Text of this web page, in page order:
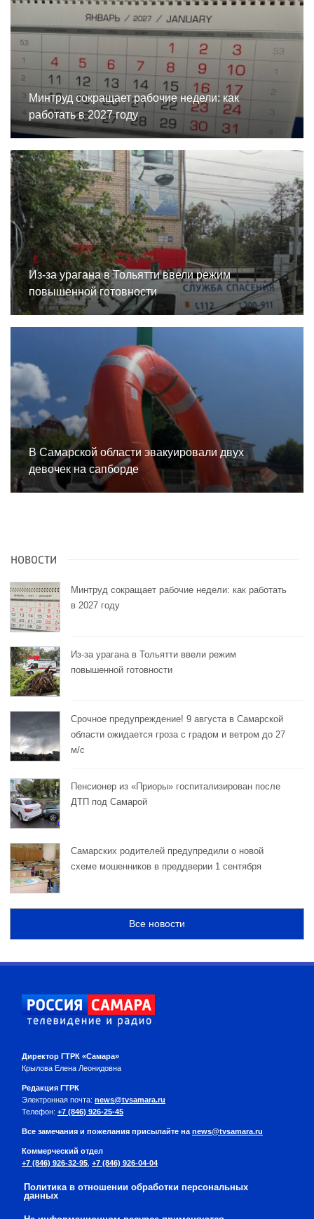
Минтруд сокращает рабочие недели: как
работать в 2027 году
Из-за урагана в Тольятти ввели режим
повышенной готовности
В Самарской области эвакуировали двух
девочек на сапборде
НОВОСТИ
Минтруд сокращает рабочие недели: как работать
в 2027 году
Из-за урагана в Тольятти ввели режим
повышенной готовности
Срочное предупреждение! 9 августа в Самарской
области ожидается гроза с градом и ветром до 27
м/с
Пенсионер из «Приоры» госпитализирован после
ДТП под Самарой
Самарских родителей предупредили о новой
схеме мошенников в преддверии 1 сентября
Все новости
Директор ГТРК «Самара»
Крылова Елена Леонидовна
Редакция ГТРК
Электронная почта: news@tvsamara.ru
Телефон: +7 (846) 926-25-45
Все замечания и пожелания присылайте на news@tvsamara.ru
Коммерческий отдел
+7 (846) 926-32-95, +7 (846) 926-04-04
Политика в отношении обработки персональных
данных